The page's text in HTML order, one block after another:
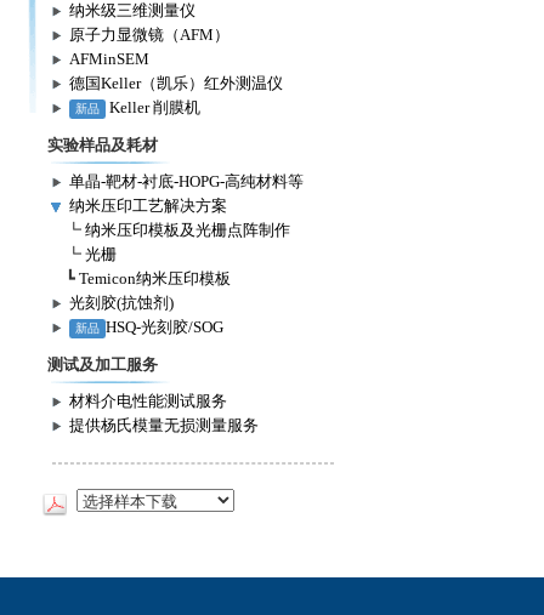
纳米级三维测量仪
原子力显微镜（AFM）
AFMinSEM
德国Keller（凯乐）红外测温仪
新品 Keller 削膜机
实验样品及耗材
单晶-靶材-衬底-HOPG-高纯材料等
纳米压印工艺解决方案
┗ 纳米压印模板及光栅点阵制作
┗ 光栅
┗ Temicon纳米压印模板
光刻胶(抗蚀剂)
新品 HSQ-光刻胶/SOG
测试及加工服务
材料介电性能测试服务
提供杨氏模量无损测量服务